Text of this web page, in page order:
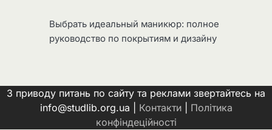
Выбрать идеальный маникюр: полное
руководство по покрытиям и дизайну
З приводу питань по сайту та реклами звертайтесь на
info@studlib.org.ua | Контакти| Політика
конфіндеційності